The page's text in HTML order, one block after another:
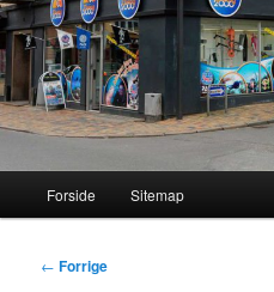
Forside Sitemap
Indlægsnavigation
← Forrige